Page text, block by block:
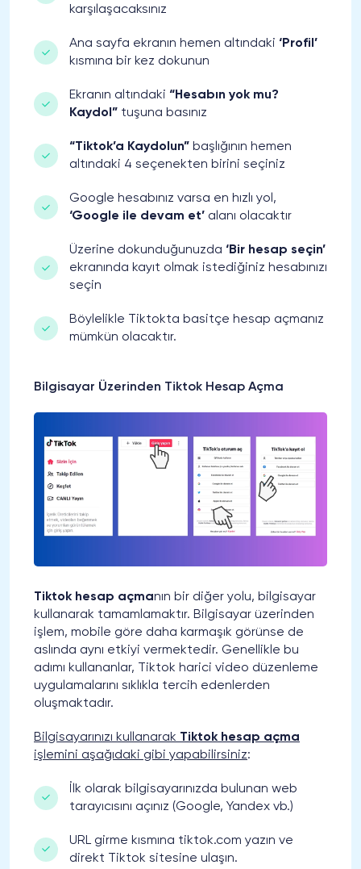
karşılaşacaksınız
Ana sayfa ekranın hemen altındaki ‘Profil’
kısmına bir kez dokunun
Ekranın altındaki “Hesabın yok mu?
Kaydol” tuşuna basınız
“Tiktok’a Kaydolun” başlığının hemen
altındaki 4 seçenekten birini seçiniz
Google hesabınız varsa en hızlı yol,
‘Google ile devam et’ alanı olacaktır
Üzerine dokunduğunuzda ‘Bir hesap seçin’
ekranında kayıt olmak istediğiniz hesabınızı
seçin
Böylelikle Tiktokta basitçe hesap açmanız
mümkün olacaktır.
Bilgisayar Üzerinden Tiktok Hesap Açma
Tiktok hesap açmanın bir diğer yolu, bilgisayar
kullanarak tamamlamaktır. Bilgisayar üzerinden
işlem, mobile göre daha karmaşık görünse de
aslında aynı etkiyi vermektedir. Genellikle bu
adımı kullananlar, Tiktok harici video düzenleme
uygulamalarını sıklıkla tercih edenlerden
oluşmaktadır.
Bilgisayarınızı kullanarak Tiktok hesap açma
işlemini aşağıdaki gibi yapabilirsiniz:
İlk olarak bilgisayarınızda bulunan web
tarayıcısını açınız (Google, Yandex vb.)
URL girme kısmına tiktok.com yazın ve
direkt Tiktok sitesine ulaşın.